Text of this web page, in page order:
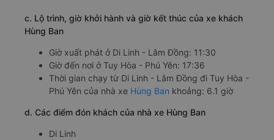
c. Lộ trình, giờ khởi hành và giờ kết thúc của xe khách
Hùng Ban
Giờ xuất phát ở Di Linh - Lâm Đồng: 11:30
Giờ đến nơi ở Tuy Hòa - Phú Yên: 17:36
Thời gian chạy từ Di Linh - Lâm Đồng đi Tuy Hòa -
Phú Yên của nhà xe Hùng Ban khoảng: 6.1 giờ
d. Các điểm đón khách của nhà xe Hùng Ban
Di Linh